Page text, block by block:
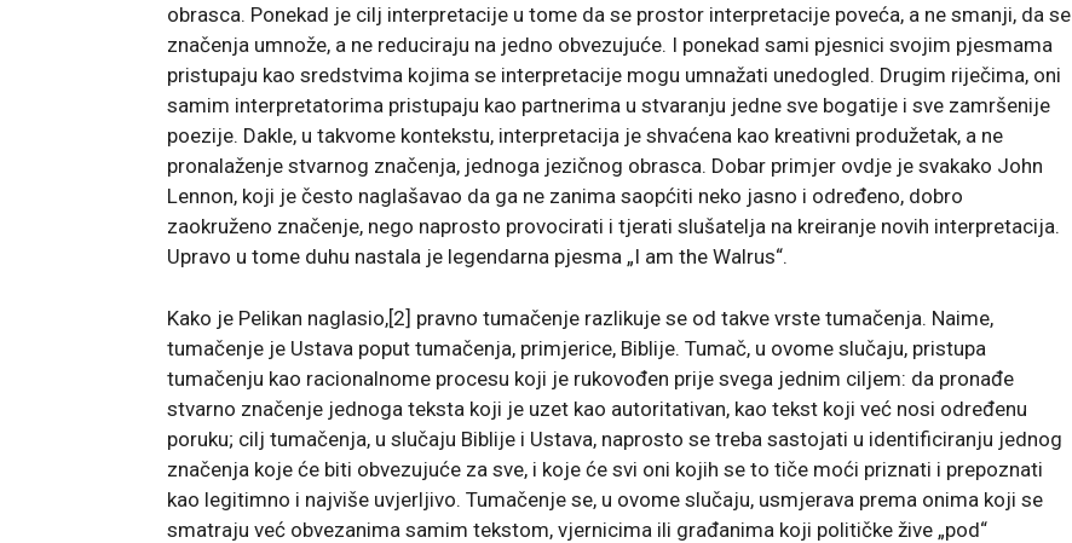
obrasca. Ponekad je cilj interpretacije u tome da se prostor interpretacije poveća, a ne smanji, da se
značenja umnože, a ne reduciraju na jedno obvezujuće. I ponekad sami pjesnici svojim pjesmama
pristupaju kao sredstvima kojima se interpretacije mogu umnažati unedogled. Drugim riječima, oni
samim interpretatorima pristupaju kao partnerima u stvaranju jedne sve bogatije i sve zamršenije
poezije. Dakle, u takvome kontekstu, interpretacija je shvaćena kao kreativni produžetak, a ne
pronalaženje stvarnog značenja, jednoga jezičnog obrasca. Dobar primjer ovdje je svakako John
Lennon, koji je često naglašavao da ga ne zanima saopćiti neko jasno i određeno, dobro
zaokruženo značenje, nego naprosto provocirati i tjerati slušatelja na kreiranje novih interpretacija.
Upravo u tome duhu nastala je legendarna pjesma „I am the Walrus“.
Kako je Pelikan naglasio,[2] pravno tumačenje razlikuje se od takve vrste tumačenja. Naime,
tumačenje je Ustava poput tumačenja, primjerice, Biblije. Tumač, u ovome slučaju, pristupa
tumačenju kao racionalnome procesu koji je rukovođen prije svega jednim ciljem: da pronađe
stvarno značenje jednoga teksta koji je uzet kao autoritativan, kao tekst koji već nosi određenu
poruku; cilj tumačenja, u slučaju Biblije i Ustava, naprosto se treba sastojati u identificiranju jednog
značenja koje će biti obvezujuće za sve, i koje će svi oni kojih se to tiče moći priznati i prepoznati
kao legitimno i najviše uvjerljivo. Tumačenje se, u ovome slučaju, usmjerava prema onima koji se
smatraju već obvezanima samim tekstom, vjernicima ili građanima koji političke žive „pod“